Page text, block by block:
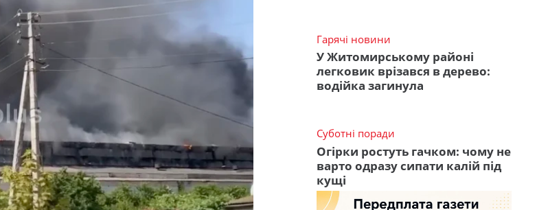
Гарячі новини
У Житомирському районі
легковик врізався в дерево:
водійка загинула
Суботні поради
Огірки ростуть гачком: чому не
варто одразу сипати калій під
кущі